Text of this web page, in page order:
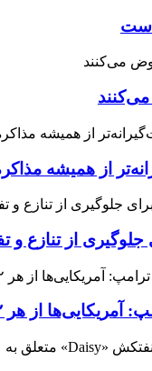
از همیشه
از تنازع و
هر ۲ حزب کشور خسته شده‌اند